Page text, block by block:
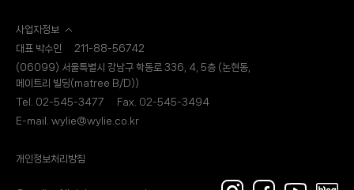
사업자정보
대표 박수인
211-88-56742
(06099) 서울특별시 강남구 학동로 336, 4, 5층 (논현동,
메이트리 빌딩(matree B/D))
Tel. 02-545-3477
Fax. 02-545-3494
E-mail. wylie@wylie.co.kr
개인정보처리방침